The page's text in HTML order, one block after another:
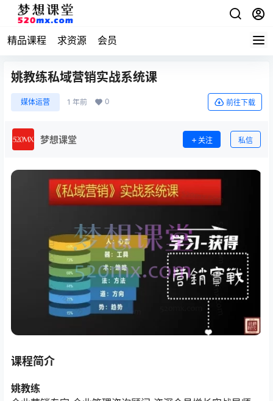
精品课程 求资源 会员
姚教练私域营销实战系统课
媒体运营 1 年前 0 前往下载
梦想课堂 关注 私信
课程简介
姚教练